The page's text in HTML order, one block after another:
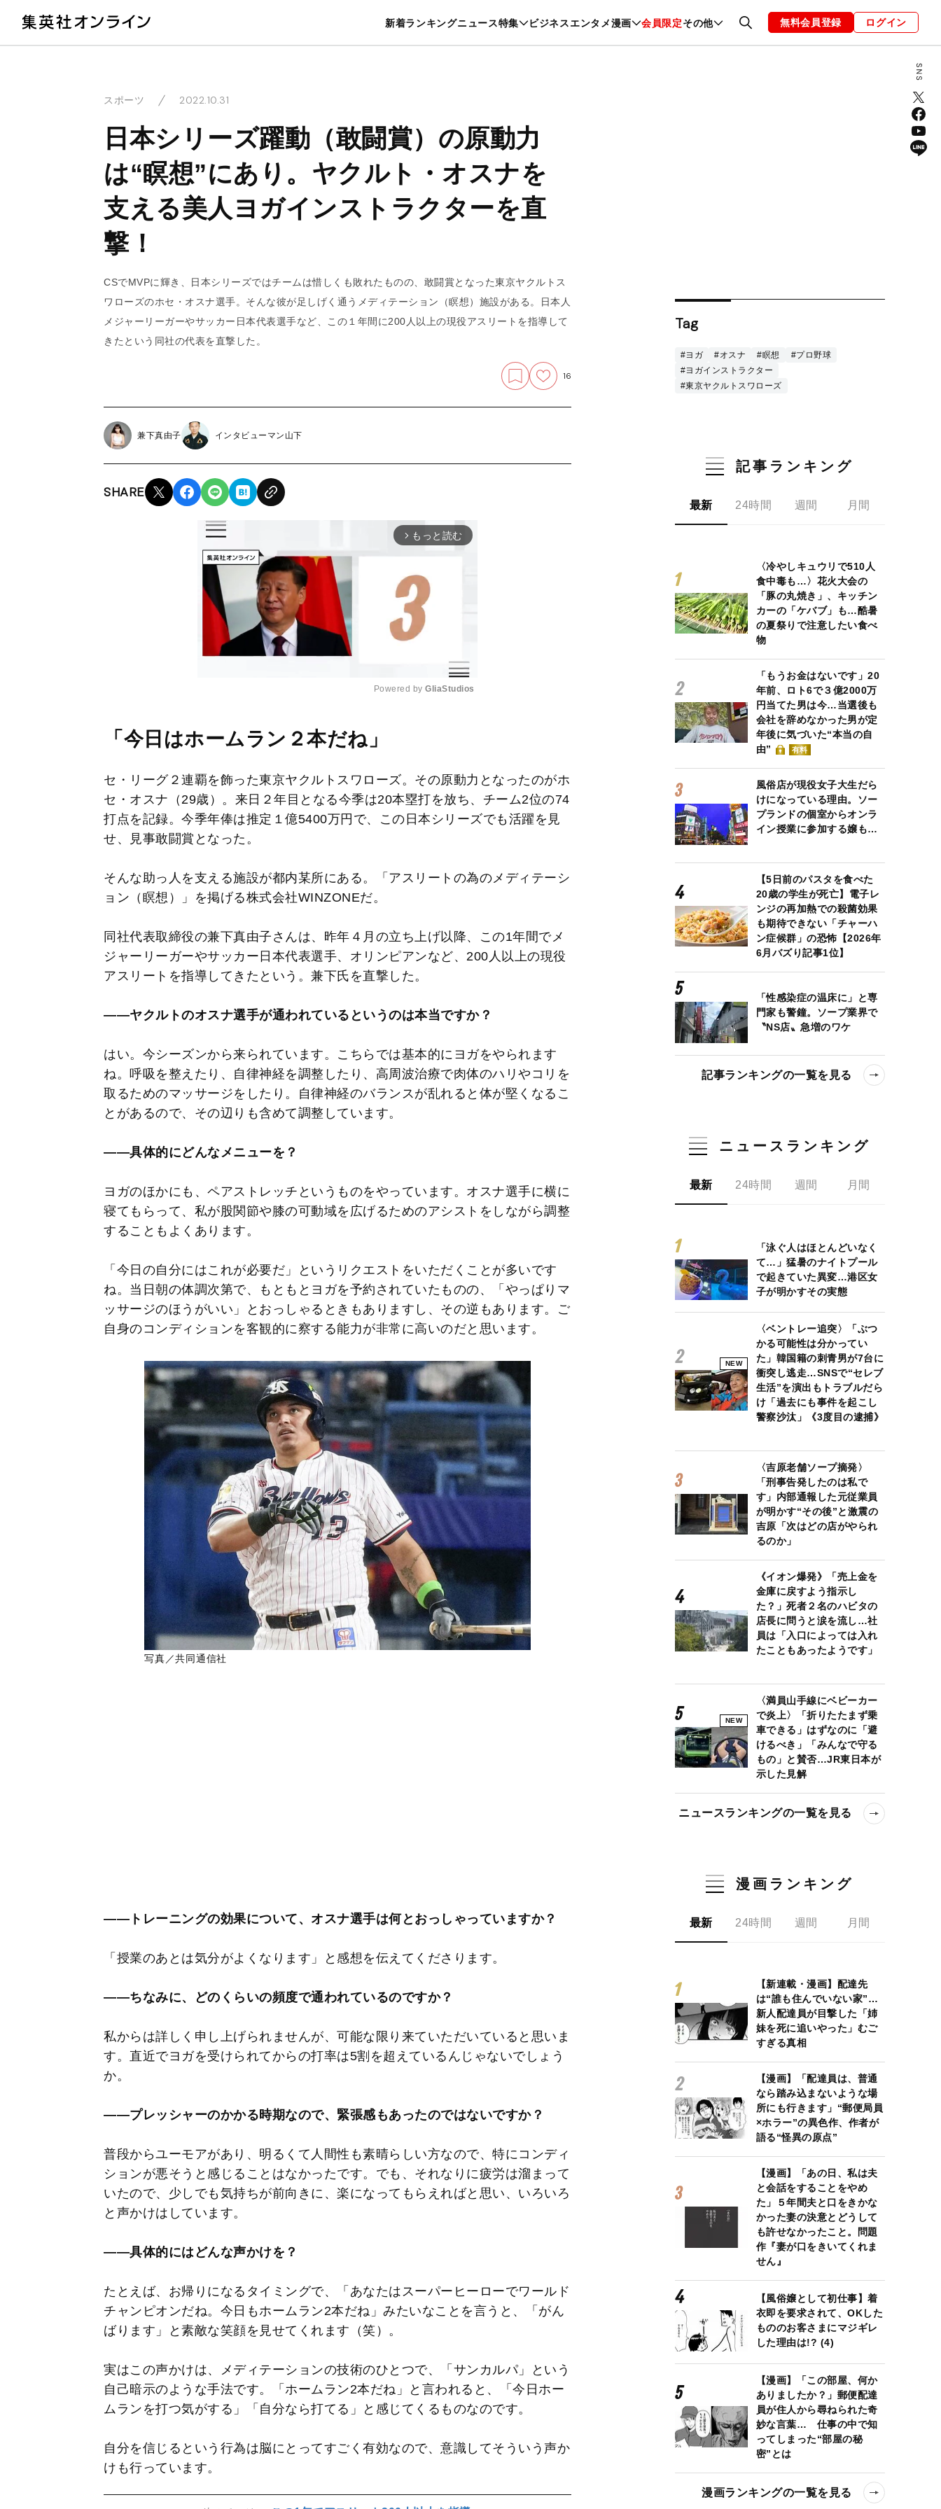
新着ランキングニュース特集 ビジネスエンタメ漫画 会員限定その他
暮らし スポーツ ヘルスケア 美容 グルメ ファッション 恋愛・結婚 編集部 お知らせ
無料会員登録 ログイン
スポーツ 2022.10.31
日本シリーズ躍動（敢闘賞）の原動力
は“瞑想”にあり。ヤクルト・オスナを
支える美人ヨガインストラクターを直
撃！
CSでMVPに輝き、日本シリーズではチームは惜しくも敗れたものの、敢闘賞となった東京ヤクルトス
ワローズのホセ・オスナ選手。そんな彼が足しげく通うメディテーション（瞑想）施設がある。日本人
メジャーリーガーやサッカー日本代表選手など、この１年間に200人以上の現役アスリートを指導して
きたという同社の代表を直撃した。
16
兼下真由子 インタビューマン山下
SHARE
arrow_forward_ios もっと読む
e
Powered by GliaStudios
「今日はホームラン２本だね」
セ・リーグ２連覇を飾った東京ヤクルトスワローズ。その原動力となったのがホ
セ・オスナ（29歳）。来日２年目となる今季は20本塁打を放ち、チーム2位の74
打点を記録。今季年俸は推定１億5400万円で、この日本シリーズでも活躍を見
せ、見事敢闘賞となった。
そんな助っ人を支える施設が都内某所にある。「アスリートの為のメディテーシ
ョン（瞑想）」を掲げる株式会社WINZONEだ。
同社代表取締役の兼下真由子さんは、昨年４月の立ち上げ以降、この1年間でメ
ジャーリーガーやサッカー日本代表選手、オリンピアンなど、200人以上の現役
アスリートを指導してきたという。兼下氏を直撃した。
――ヤクルトのオスナ選手が通われているというのは本当ですか？
はい。今シーズンから来られています。こちらでは基本的にヨガをやられます
ね。呼吸を整えたり、自律神経を調整したり、高周波治療で肉体のハリやコリを
取るためのマッサージをしたり。自律神経のバランスが乱れると体が堅くなるこ
とがあるので、その辺りも含めて調整しています。
――具体的にどんなメニューを？
ヨガのほかにも、ペアストレッチというものをやっています。オスナ選手に横に
寝てもらって、私が股関節や膝の可動域を広げるためのアシストをしながら調整
することもよくあります。
「今日の自分にはこれが必要だ」というリクエストをいただくことが多いです
ね。当日朝の体調次第で、もともとヨガを予約されていたものの、「やっぱりマ
ッサージのほうがいい」とおっしゃるときもありますし、その逆もあります。ご
自身のコンディションを客観的に察する能力が非常に高いのだと思います。
写真／共同通信社
――トレーニングの効果について、オスナ選手は何とおっしゃっていますか？
「授業のあとは気分がよくなります」と感想を伝えてくださります。
――ちなみに、どのくらいの頻度で通われているのですか？
私からは詳しく申し上げられませんが、可能な限り来ていただいていると思いま
す。直近でヨガを受けられてからの打率は5割を超えているんじゃないでしょう
か。
――プレッシャーのかかる時期なので、緊張感もあったのではないですか？
普段からユーモアがあり、明るくて人間性も素晴らしい方なので、特にコンディ
ションが悪そうと感じることはなかったです。でも、それなりに疲労は溜まって
いたので、少しでも気持ちが前向きに、楽になってもらえればと思い、いろいろ
と声かけはしています。
――具体的にはどんな声かけを？
たとえば、お帰りになるタイミングで、「あなたはスーパーヒーローでワールド
チャンピオンだね。今日もホームラン2本だね」みたいなことを言うと、「がん
ばります」と素敵な笑顔を見せてくれます（笑）。
実はこの声かけは、メディテーションの技術のひとつで、「サンカルパ」という
自己暗示のような手法です。「ホームラン2本だね」と言われると、「今日ホー
ムランを打つ気がする」「自分なら打てる」と感じてくるものなのです。
自分を信じるという行為は脳にとってすごく有効なので、意識してそういう声か
けも行っています。
Tag
#ヨガ #オスナ #瞑想
#プロ野球
#ヨガインストラクター
#東京ヤクルトスワローズ
記事ランキング
最新 24時間 週間 月間
〈冷やしキュウリで510人
食中毒も…〉花火大会の
「豚の丸焼き」、キッチン
カーの「ケバブ」も…酷暑
の夏祭りで注意したい食べ
物
「もうお金はないです」20
年前、ロト6で３億2000万
円当てた男は今…当選後も
会社を辞めなかった男が定
年後に気づいた“本当の自
由”
有料
風俗店が現役女子大生だら
けになっている理由。ソー
プランドの個室からオンラ
イン授業に参加する嬢も…
【5日前のパスタを食べた
20歳の学生が死亡】電子レ
ンジの再加熱での殺菌効果
も期待できない「チャーハ
ン症候群」の恐怖【2026年
6月バズり記事1位】
「性感染症の温床に」と専
門家も警鐘。ソープ業界で
〝NS店〟急増のワケ
記事ランキングの一覧を見る
ニュースランキング
最新 24時間 週間 月間
「泳ぐ人はほとんどいなく
て…」猛暑のナイトプール
で起きていた異変…港区女
子が明かすその実態
NEW
〈ベントレー追突〉「ぶつ
かる可能性は分かってい
た」韓国籍の刺青男が7台に
衝突し逃走…SNSで“セレブ
生活”を演出もトラブルだら
け「過去にも事件を起こし
警察沙汰」《3度目の逮捕》
〈吉原老舗ソープ摘発〉
「刑事告発したのは私で
す」内部通報した元従業員
が明かす“その後”と激震の
吉原「次はどの店がやられ
るのか」
《イオン爆発》「売上金を
金庫に戻すよう指示し
た？」死者２名のハビタの
店長に問うと涙を流し…社
員は「入口によっては入れ
たこともあったようです」
NEW
〈満員山手線にベビーカー
で炎上〉「折りたたまず乗
車できる」はずなのに「避
けるべき」「みんなで守る
もの」と賛否…JR東日本が
示した見解
ニュースランキングの一覧を見る
漫画ランキング
最新 24時間 週間 月間
【新連載・漫画】配達先
は“誰も住んでいない家”…
新人配達員が目撃した「姉
妹を死に追いやった」むご
すぎる真相
【漫画】「配達員は、普通
なら踏み込まないような場
所にも行きます」“郵便局員
×ホラー”の異色作、作者が
語る“怪異の原点”
【漫画】「あの日、私は夫
と会話をすることをやめ
た」５年間夫と口をきかな
かった妻の決意とどうして
も許せなかったこと。問題
作『妻が口をきいてくれま
せん』
【風俗嬢として初仕事】着
衣即を要求されて、OKした
もののお客さまにマジギレ
した理由は!? (4)
【漫画】「この部屋、何か
ありましたか？」郵便配達
員が住人から尋ねられた奇
妙な言葉… 仕事の中で知
ってしまった“部屋の秘
密”とは
漫画ランキングの一覧を見る